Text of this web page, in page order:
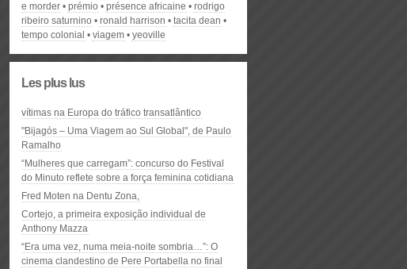
e morder
prémio présence africaine
rodrigo
ribeiro saturnino
ronald harrison
tacita dean
tempo colonial
viagem yeoville
Les plus lus
vítimas na Europa do tráfico transatlântico
"Bijagós – Uma Viagem ao Sul Global", de Paulo
Ramalho
“Mulheres que carregam”: concurso do Festival
do Minuto reflete sobre a força feminina cotidiana
Fred Moten na Dentu Zona,
Cortejo, a primeira exposição individual de
Anthony Mazza
“Era uma vez, numa meia-noite sombria…”: O
cinema clandestino de Pere Portabella no final